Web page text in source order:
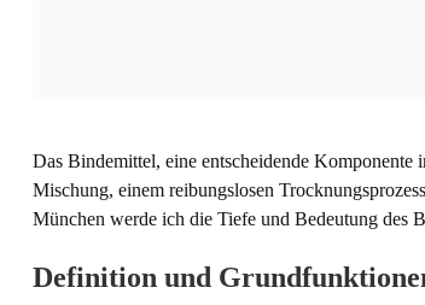
Das Bindemittel, eine entscheidende
Mischung, einem reibungslosen
München werde ich die Tiefe und Bedeutung des
Definition und